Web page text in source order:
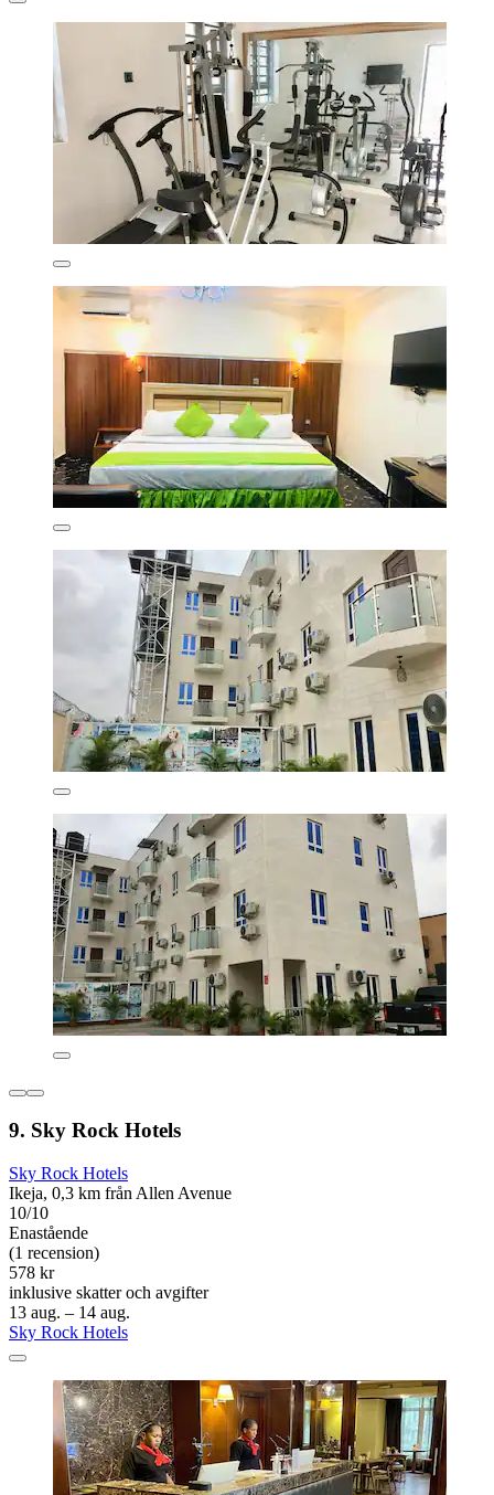
9. Sky Rock Hotels
Sky Rock Hotels
Ikeja, 0,3 km från Allen Avenue
10/10
Enastående
(1 recension)
578 kr
inklusive skatter och avgifter
13 aug. – 14 aug.
Sky Rock Hotels